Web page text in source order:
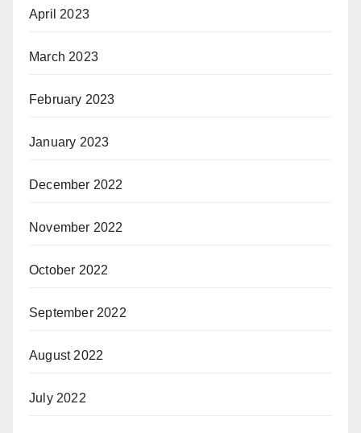
April 2023
March 2023
February 2023
January 2023
December 2022
November 2022
October 2022
September 2022
August 2022
July 2022